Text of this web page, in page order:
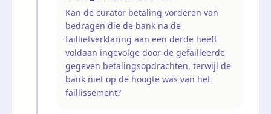
Kan de curator betaling vorderen van
bedragen die de bank na de
faillietverklaring aan een derde heeft
voldaan ingevolge door de gefailleerde
gegeven betalingsopdrachten, terwijl de
bank niet op de hoogte was van het
faillissement?